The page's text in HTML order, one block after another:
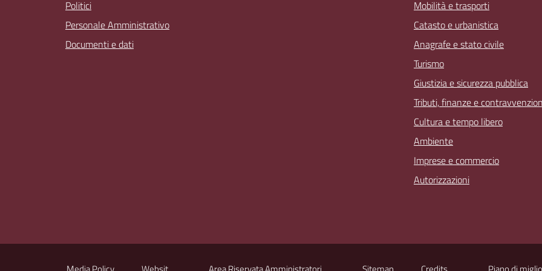
Politici
Personale Amministrativo
Documenti e dati
Mobilità e trasporti
Catasto e urbanistica
Anagrafe e stato civile
Turismo
Giustizia e sicurezza pubblica
Tributi, finanze e
Cultura e tempo libero
Ambiente
Imprese e commercio
Autorizzazioni